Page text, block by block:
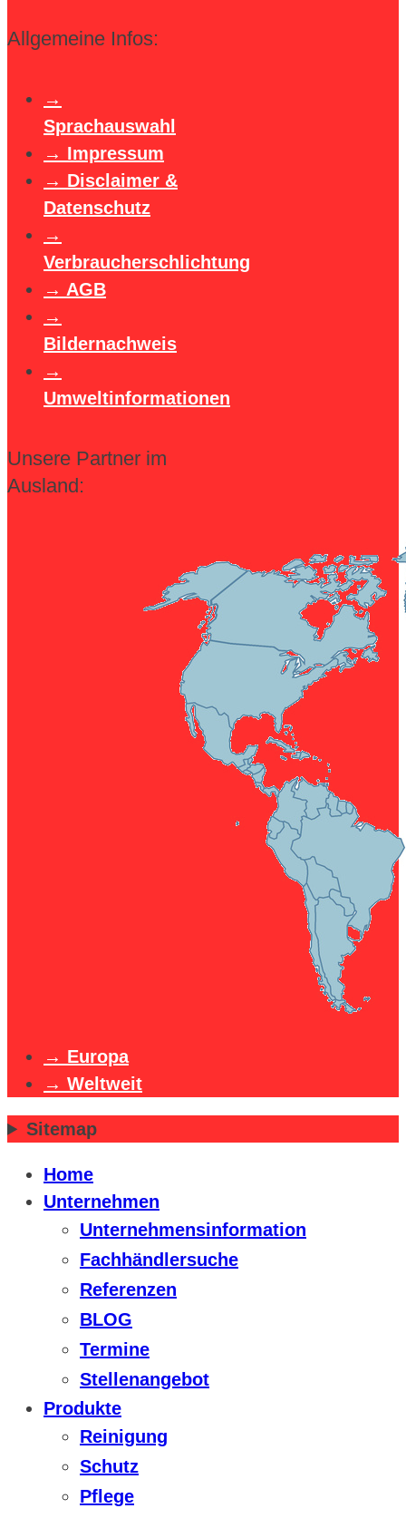
Allgemeine Infos:
Sprachauswahl
Impressum
Disclaimer &
Datenschutz
Verbraucherschlichtung
AGB
Bildernachweis
Umweltinformationen
Unsere Partner im
Ausland:
Europa
Weltweit
Sitemap
Home
Unternehmen
Unternehmensinformation
Fachhändlersuche
Referenzen
BLOG
Termine
Stellenangebot
Produkte
Reinigung
Schutz
Pflege